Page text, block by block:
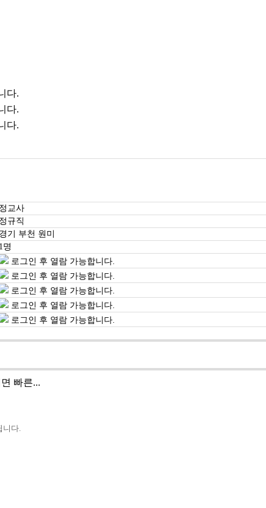
다.
다.
다.
정교사
정규직
경기 부천 원미
1명
로그인 후 열람 가능합니다.
로그인 후 열람 가능합니다.
로그인 후 열람 가능합니다.
로그인 후 열람 가능합니다.
로그인 후 열람 가능합니다.
빠른...
니다.